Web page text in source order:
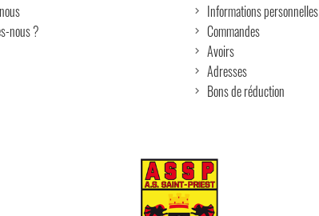
nous ?
Informations personnelles
Commandes
Avoirs
Adresses
Bons de réduction